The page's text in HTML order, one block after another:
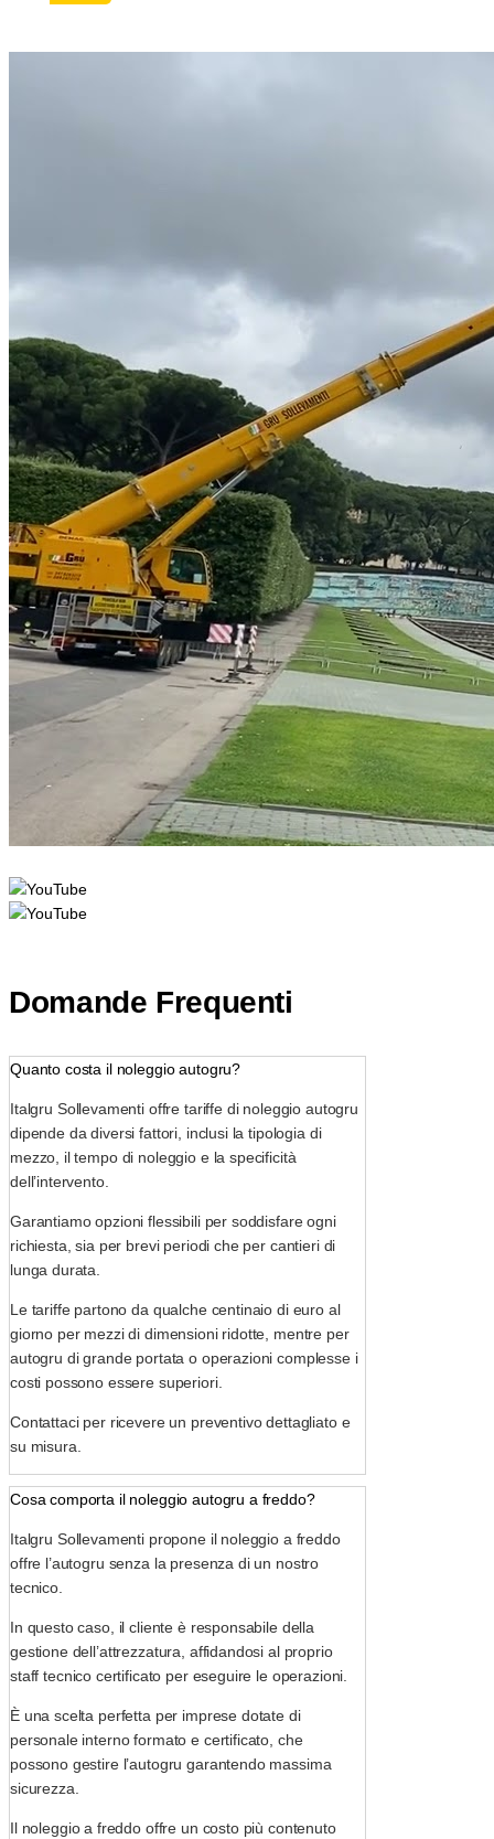
Domande Frequenti
Quanto costa il noleggio autogru?
Italgru Sollevamenti offre tariffe di noleggio autogru
dipende da diversi fattori, inclusi la tipologia di
mezzo, il tempo di noleggio e la specificità
dell’intervento.
Garantiamo opzioni flessibili per soddisfare ogni
richiesta, sia per brevi periodi che per cantieri di
lunga durata.
Le tariffe partono da qualche centinaio di euro al
giorno per mezzi di dimensioni ridotte, mentre per
autogru di grande portata o operazioni complesse i
costi possono essere superiori.
Contattaci per ricevere un preventivo dettagliato e
su misura.
Cosa comporta il noleggio autogru a freddo?
Italgru Sollevamenti propone il noleggio a freddo
offre l’autogru senza la presenza di un nostro
tecnico.
In questo caso, il cliente è responsabile della
gestione dell’attrezzatura, affidandosi al proprio
staff tecnico certificato per eseguire le operazioni.
È una scelta perfetta per imprese dotate di
personale interno formato e certificato, che
possono gestire l’autogru garantendo massima
sicurezza.
Il noleggio a freddo offre un costo più contenuto